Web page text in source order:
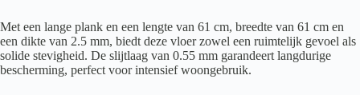
Met een lange plank en een lengte van 61 cm, breedte van 61 cm en
een dikte van 2.5 mm, biedt deze vloer zowel een ruimtelijk gevoel als
solide stevigheid. De slijtlaag van 0.55 mm garandeert langdurige
bescherming, perfect voor intensief woongebruik.